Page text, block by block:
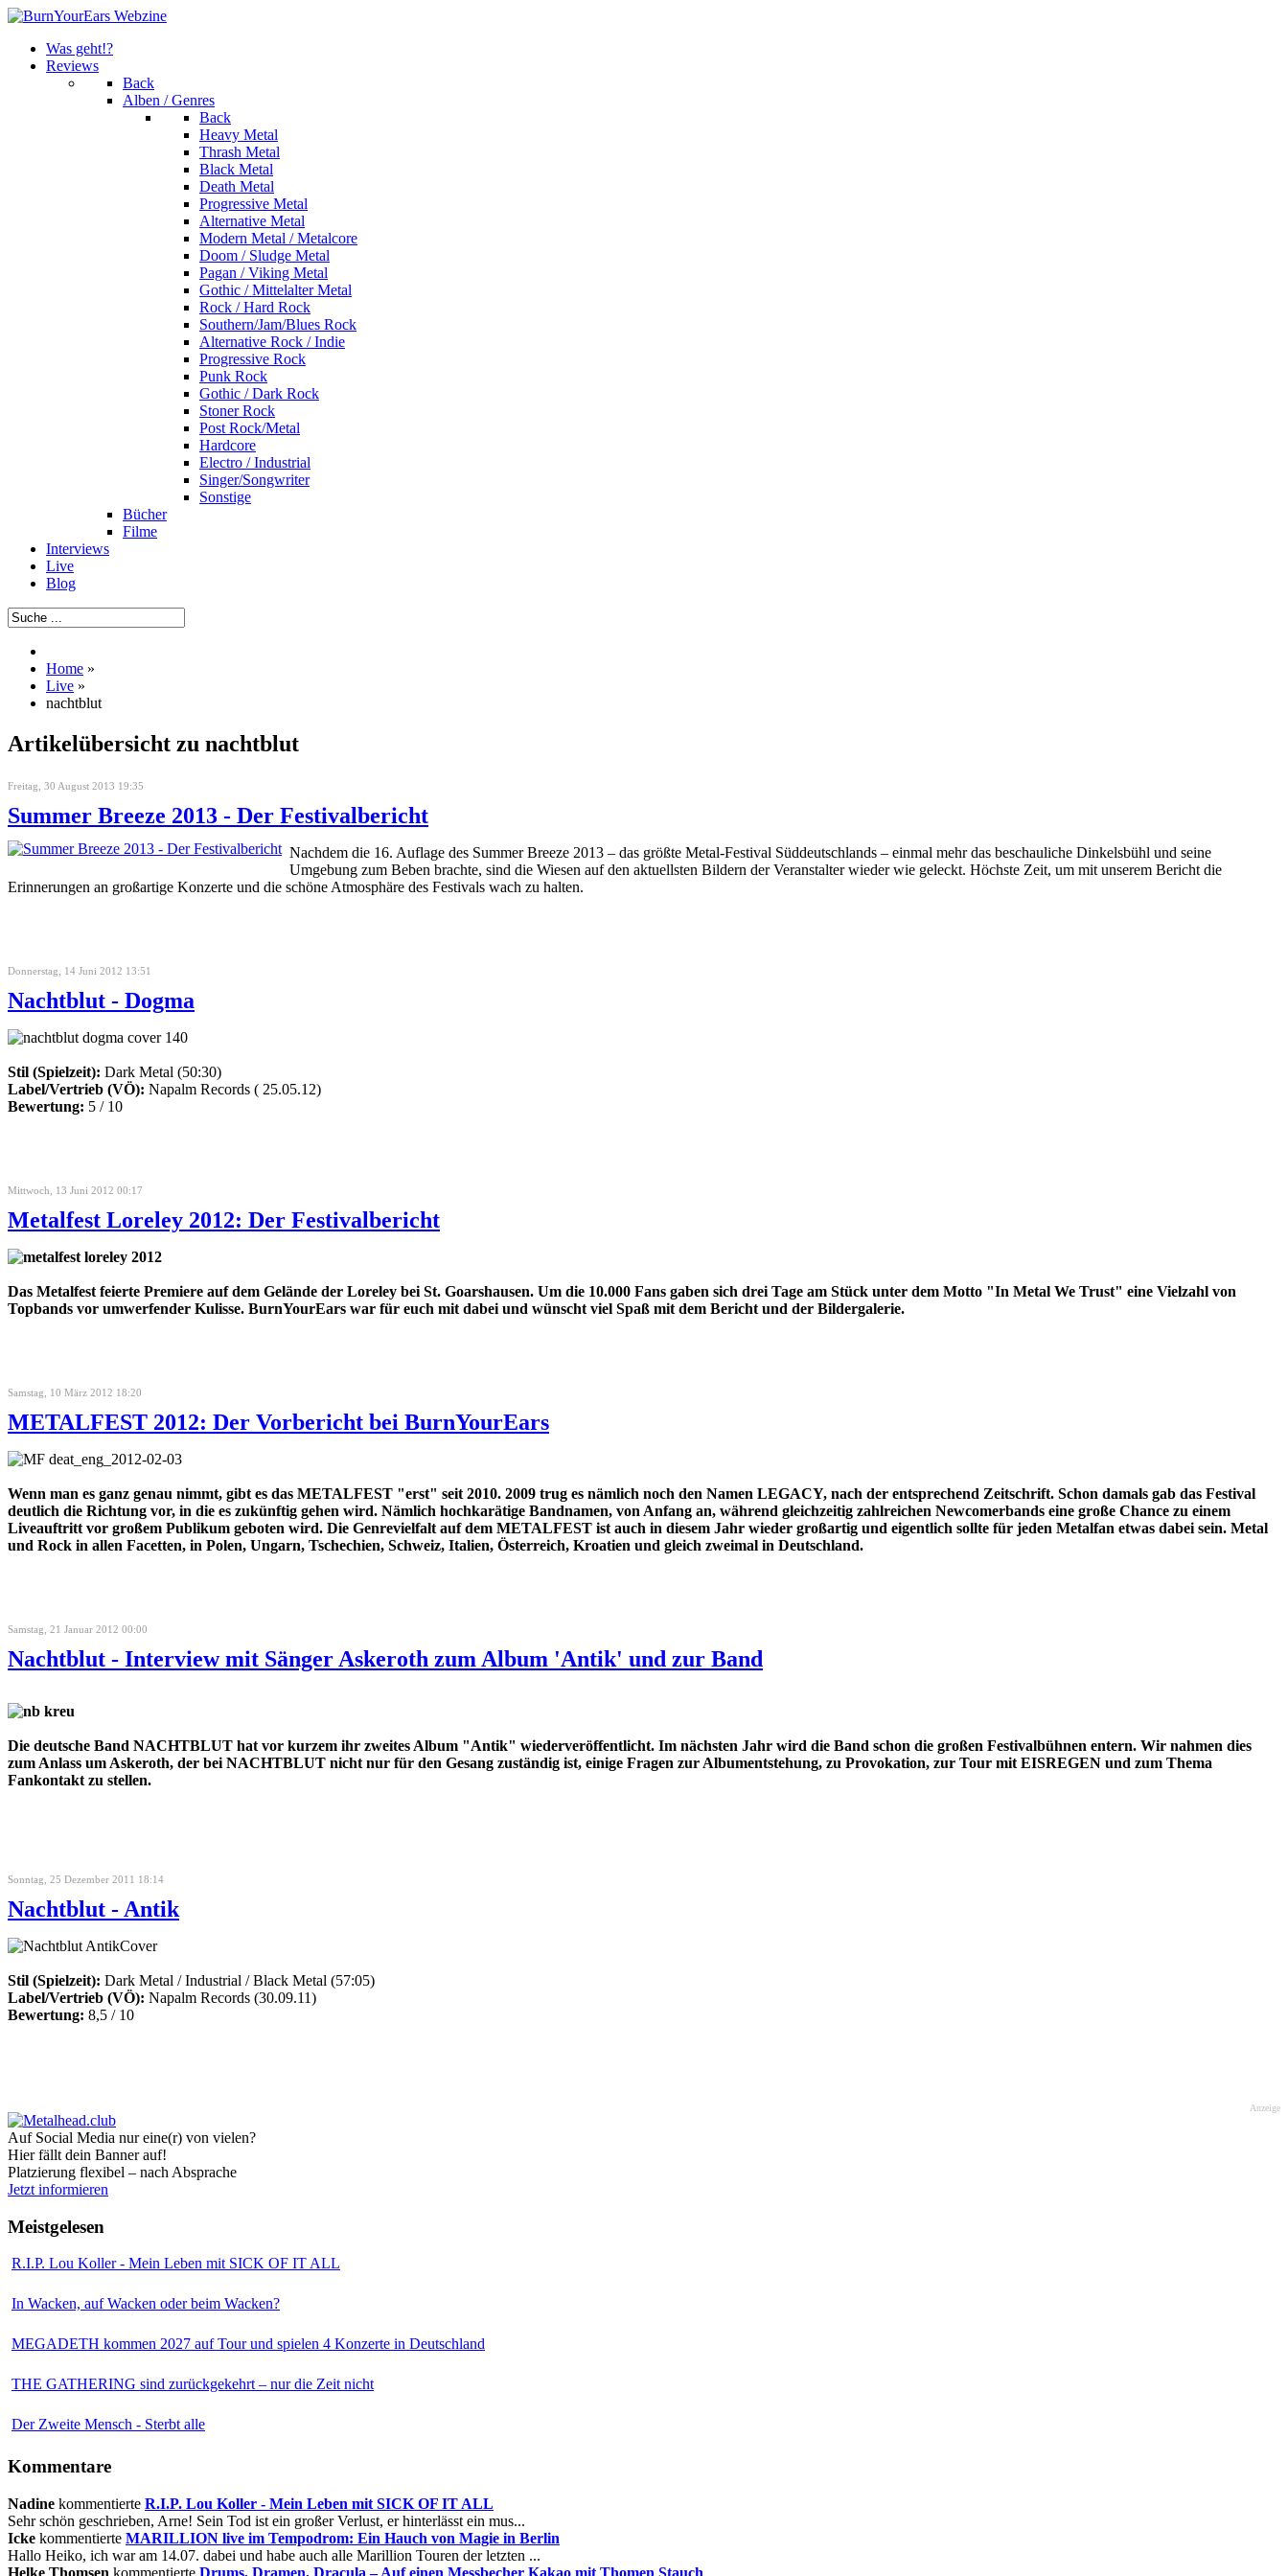
Was geht!?
Reviews
Back
Alben / Genres
Back
Heavy Metal
Thrash Metal
Black Metal
Death Metal
Progressive Metal
Alternative Metal
Modern Metal / Metalcore
Doom / Sludge Metal
Pagan / Viking Metal
Gothic / Mittelalter Metal
Rock / Hard Rock
Southern/Jam/Blues Rock
Alternative Rock / Indie
Progressive Rock
Punk Rock
Gothic / Dark Rock
Stoner Rock
Post Rock/Metal
Hardcore
Electro / Industrial
Singer/Songwriter
Sonstige
Bücher
Filme
Interviews
Live
Blog
Home »
Live »
nachtblut
Artikelübersicht zu nachtblut
Freitag, 30 August 2013 19:35
Summer Breeze 2013 - Der Festivalbericht
Nachdem die 16. Auflage des Summer Breeze 2013 – das größte Metal-Festival Süddeutschlands – einmal mehr das beschauliche Dinkelsbühl und seine
Umgebung zum Beben brachte, sind die Wiesen auf den aktuellsten Bildern der Veranstalter wieder wie geleckt. Höchste Zeit, um mit unserem Bericht die
Erinnerungen an großartige Konzerte und die schöne Atmosphäre des Festivals wach zu halten.
Donnerstag, 14 Juni 2012 13:51
Nachtblut - Dogma
Stil (Spielzeit): Dark Metal (50:30)
Label/Vertrieb (VÖ): Napalm Records ( 25.05.12)
Bewertung: 5 / 10
Mittwoch, 13 Juni 2012 00:17
Metalfest Loreley 2012: Der Festivalbericht
Das Metalfest feierte Premiere auf dem Gelände der Loreley bei St. Goarshausen. Um die 10.000 Fans gaben sich drei Tage am Stück unter dem Motto "In Metal We Trust" eine Vielzahl von
Topbands vor umwerfender Kulisse. BurnYourEars war für euch mit dabei und wünscht viel Spaß mit dem Bericht und der Bildergalerie.
Samstag, 10 März 2012 18:20
METALFEST 2012: Der Vorbericht bei BurnYourEars
Wenn man es ganz genau nimmt, gibt es das METALFEST "erst" seit 2010. 2009 trug es nämlich noch den Namen LEGACY, nach der entsprechend Zeitschrift. Schon damals gab das Festival
deutlich die Richtung vor, in die es zukünftig gehen wird. Nämlich hochkarätige Bandnamen, von Anfang an, während gleichzeitig zahlreichen Newcomerbands eine große Chance zu einem
Liveauftritt vor großem Publikum geboten wird. Die Genrevielfalt auf dem METALFEST ist auch in diesem Jahr wieder großartig und eigentlich sollte für jeden Metalfan etwas dabei sein. Metal
und Rock in allen Facetten, in Polen, Ungarn, Tschechien, Schweiz, Italien, Österreich, Kroatien und gleich zweimal in Deutschland.
Samstag, 21 Januar 2012 00:00
Nachtblut - Interview mit Sänger Askeroth zum Album 'Antik' und zur Band
Die deutsche Band NACHTBLUT hat vor kurzem ihr zweites Album "Antik" wiederveröffentlicht. Im nächsten Jahr wird die Band schon die großen Festivalbühnen entern. Wir nahmen dies
zum Anlass um Askeroth, der bei NACHTBLUT nicht nur für den Gesang zuständig ist, einige Fragen zur Albumentstehung, zu Provokation, zur Tour mit EISREGEN und zum Thema
Fankontakt zu stellen.
Sonntag, 25 Dezember 2011 18:14
Nachtblut - Antik
Stil (Spielzeit): Dark Metal / Industrial / Black Metal (57:05)
Label/Vertrieb (VÖ): Napalm Records (30.09.11)
Bewertung: 8,5 / 10
Anzeige
Auf Social Media nur eine(r) von vielen?
Hier fällt dein Banner auf!
Platzierung flexibel – nach Absprache
Jetzt informieren
Meistgelesen
R.I.P. Lou Koller - Mein Leben mit SICK OF IT ALL
In Wacken, auf Wacken oder beim Wacken?
MEGADETH kommen 2027 auf Tour und spielen 4 Konzerte in Deutschland
THE GATHERING sind zurückgekehrt – nur die Zeit nicht
Der Zweite Mensch - Sterbt alle
Kommentare
Nadine kommentierte R.I.P. Lou Koller - Mein Leben mit SICK OF IT ALL
Sehr schön geschrieben, Arne! Sein Tod ist ein großer Verlust, er hinterlässt ein mus...
Icke kommentierte MARILLION live im Tempodrom: Ein Hauch von Magie in Berlin
Hallo Heiko, ich war am 14.07. dabei und habe auch alle Marillion Touren der letzten ...
Helke Thomsen kommentierte Drums, Dramen, Dracula – Auf einen Messbecher Kakao mit Thomen Stauch